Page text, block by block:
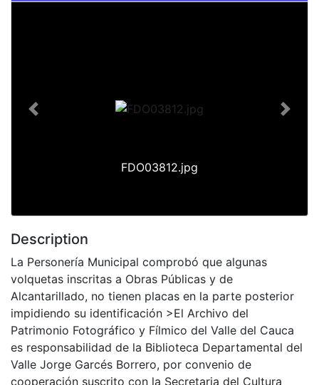
FDO03812.jpg
Previous Next
Description
La Personería Municipal comprobó que algunas
volquetas inscritas a Obras Públicas y de
Alcantarillado, no tienen placas en la parte posterior
impidiendo su identificación >El Archivo del
Patrimonio Fotográfico y Fílmico del Valle del Cauca
es responsabilidad de la Biblioteca Departamental del
Valle Jorge Garcés Borrero, por convenio de
cooperación suscrito con la Secretaria del Cultura